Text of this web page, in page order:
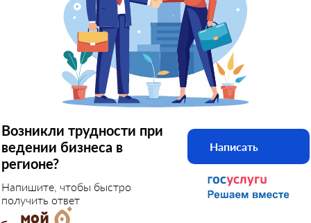
Возникли трудности при
ведении бизнеса в
регионе?
Напишите, чтобы быстро
получить ответ
Написать